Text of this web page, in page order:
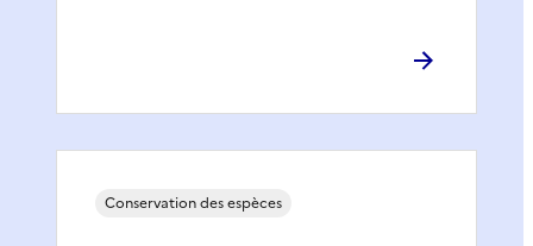
Conservation des espèces